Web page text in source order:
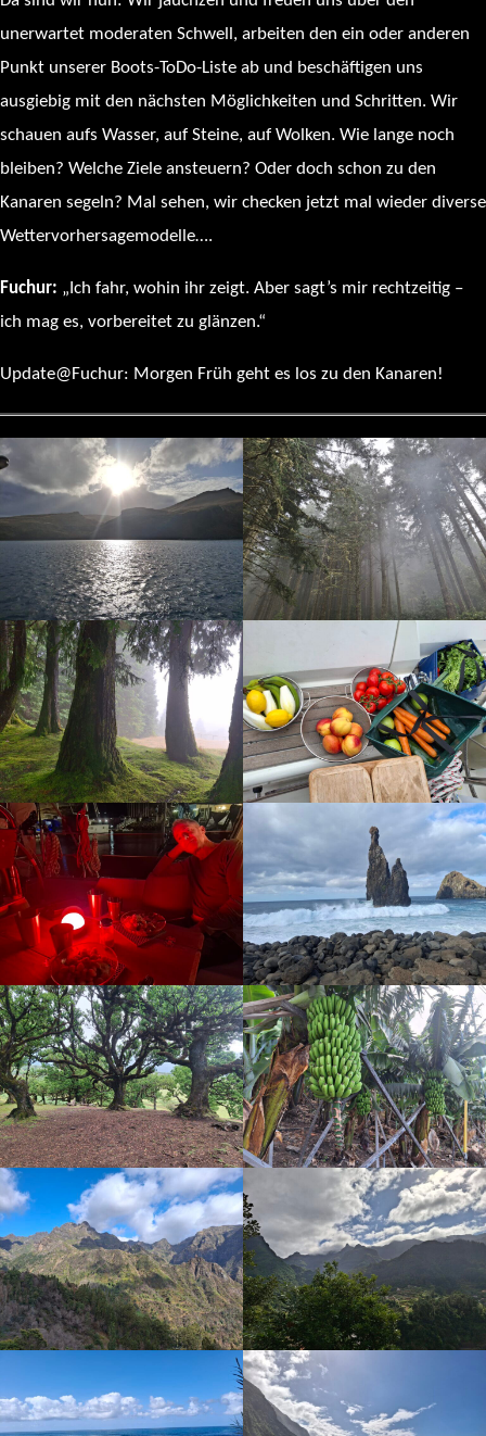
unerwartet moderaten Schwell, arbeiten den ein oder anderen
Punkt unserer Boots-ToDo-Liste ab und beschäftigen uns
ausgiebig mit den nächsten Möglichkeiten und Schritten. Wir
schauen aufs Wasser, auf Steine, auf Wolken. Wie lange noch
bleiben? Welche Ziele ansteuern? Oder doch schon zu den
Kanaren segeln? Mal sehen, wir checken jetzt mal wieder diverse
Wettervorhersagemodelle….
Fuchur: „Ich fahr, wohin ihr zeigt. Aber sagt’s mir rechtzeitig –
ich mag es, vorbereitet zu glänzen.“
Update@Fuchur: Morgen Früh geht es los zu den Kanaren!